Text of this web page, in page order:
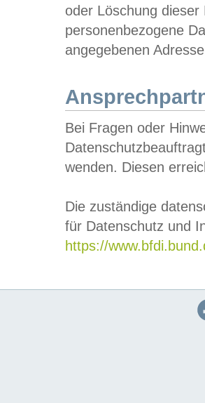
oder Löschung
personenbezogene
angegebenen
Bei Fragen oder
wenden. Diesen
Die zuständige
für Datenschutz und
https://